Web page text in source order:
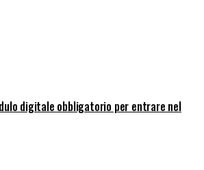
digitale obbligatorio per entrare nel